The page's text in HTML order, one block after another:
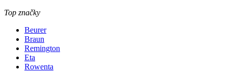
Top značky
Beurer
Braun
Remington
Eta
Rowenta